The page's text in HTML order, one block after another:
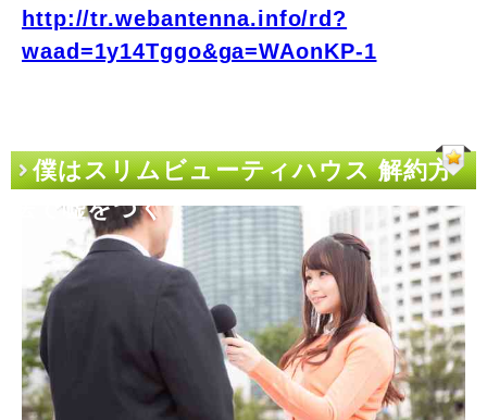
http://tr.webantenna.info/rd?
waad=1y14Tggo&ga=WAonKP-1
僕はスリムビューティハウス 解約方
法で嘘をつく